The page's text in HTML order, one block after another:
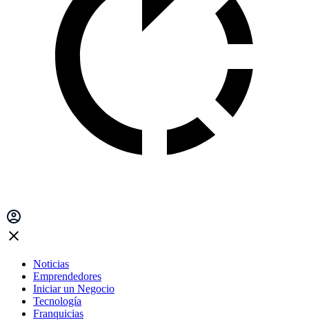
Noticias
Emprendedores
Iniciar un Negocio
Tecnología
Franquicias